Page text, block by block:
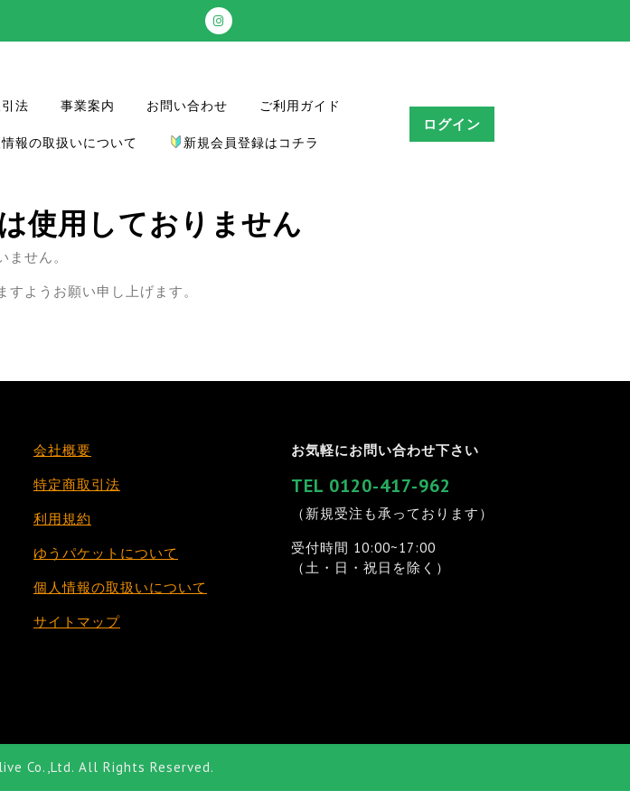
法 事業案内 お問い合わせ ご利用ガイド
報の取扱いについて 新規会員登録はコチラ
ログイン
使用しておりません
せん。
ようお願い申し上げます。
会社概要
特定商取引法
利用規約
ゆうパケットについて
個人情報の取扱いについて
サイトマップ
お気軽にお問い合わせ下さい
TEL 0120-417-962
（新規受注も承っております）
受付時間 10:00~17:00
（土・日・祝日を除く）
Co.,Ltd. All Rights Reserved.